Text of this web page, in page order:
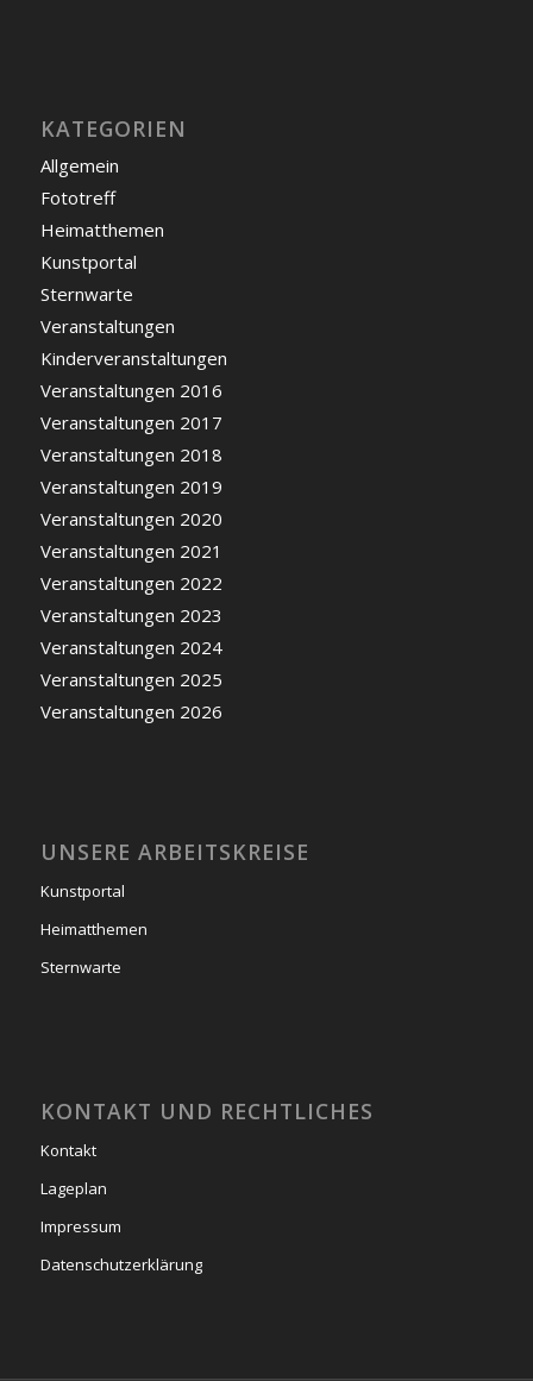
KATEGORIEN
Allgemein
Fototreff
Heimatthemen
Kunstportal
Sternwarte
Veranstaltungen
Kinderveranstaltungen
Veranstaltungen 2016
Veranstaltungen 2017
Veranstaltungen 2018
Veranstaltungen 2019
Veranstaltungen 2020
Veranstaltungen 2021
Veranstaltungen 2022
Veranstaltungen 2023
Veranstaltungen 2024
Veranstaltungen 2025
Veranstaltungen 2026
UNSERE ARBEITSKREISE
Kunstportal
Heimatthemen
Sternwarte
KONTAKT UND RECHTLICHES
Kontakt
Lageplan
Impressum
Datenschutzerklärung